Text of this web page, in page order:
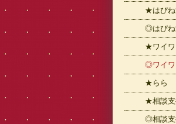
★はぴ
◎はぴね
★ワイワ
◎ワイワ
★らら
★相談支
◎相談支